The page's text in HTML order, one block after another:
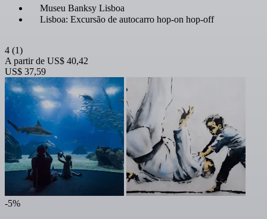
Museu Banksy Lisboa
Lisboa: Excursão de autocarro hop-on hop-off
4 (1)
A partir de US$ 40,42
US$ 37,59
-5%